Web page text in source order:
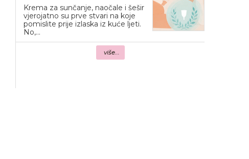
Krema za sunčanje, naočale i šešir
vjerojatno su prve stvari na koje
pomislite prije izlaska iz kuće ljeti.
No,...
više...